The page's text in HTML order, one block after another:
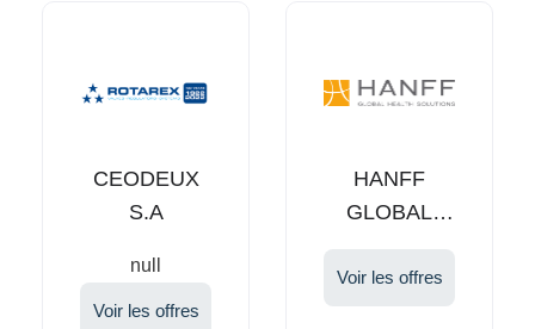
CEODEUX
S.A
null
Voir les offres
HANFF
GLOBAL
SOLUTIONS
Voir les offres